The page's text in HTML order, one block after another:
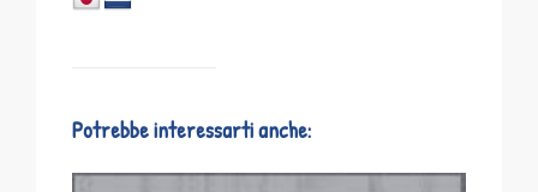
Potrebbe interessarti anche: